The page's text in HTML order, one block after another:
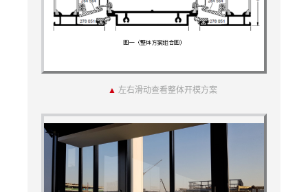
▲ 左右滑动查看整体开模方案